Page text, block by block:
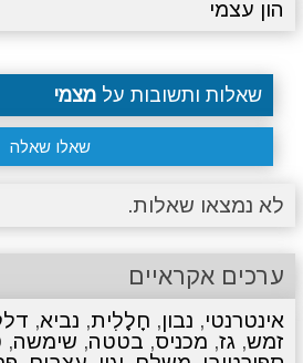
הון עצמי
שאלות ותשובות על מצמי
שאלו שאלה
לא נמצאו שאלות.
ערכים אקראיים
אינטרנטי, נבון, חָלָלִית, נביא,
זמש, גז, מכניס, בטטה, שימשה,